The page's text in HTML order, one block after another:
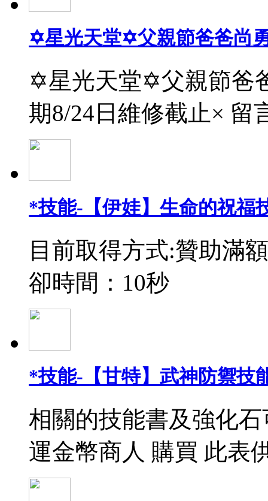
✡星光天堂✡父親節爸爸尚
✡星光天堂✡父親節爸
期8/24日維修截止× 留
*技能-【伊娃】生命的祝福
目前取得方式:贊助滿
卻時間：10秒
*技能-【甘特】武神防禦技
相關的技能書及強化
運金幣商人 購買 此表